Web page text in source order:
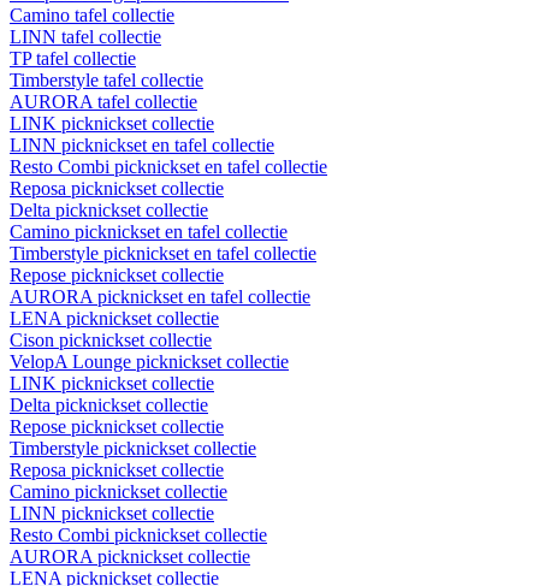
Camino tafel collectie
LINN tafel collectie
TP tafel collectie
Timberstyle tafel collectie
AURORA tafel collectie
LINK picknickset collectie
LINN picknickset en tafel collectie
Resto Combi picknickset en tafel collectie
Reposa picknickset collectie
Delta picknickset collectie
Camino picknickset en tafel collectie
Timberstyle picknickset en tafel collectie
Repose picknickset collectie
AURORA picknickset en tafel collectie
LENA picknickset collectie
Cison picknickset collectie
VelopA Lounge picknickset collectie
LINK picknickset collectie
Delta picknickset collectie
Repose picknickset collectie
Timberstyle picknickset collectie
Reposa picknickset collectie
Camino picknickset collectie
LINN picknickset collectie
Resto Combi picknickset collectie
AURORA picknickset collectie
LENA picknickset collectie